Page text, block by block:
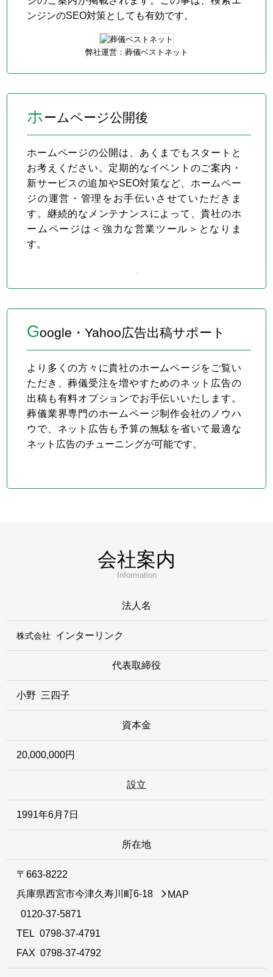
ンジンのSEO対策としても有効です。
弊社運営：葬儀ベストネット
ホームページ公開後
ホームページの公開は、あくまでもスタートと
お考えください。定期的なイベントのご案内・
新サービスの追加やSEO対策など、ホームペー
ジの運営・管理をお手伝いさせていただきま
す。継続的なメンテナンスによって、貴社のホ
ームページは＜強力な営業ツール＞となりま
す。
Google・Yahoo広告出稿サポート
より多くの方々に貴社のホームページをご覧い
ただき、葬儀受注を増やすためのネット広告の
出稿も有料オプションでお手伝いいたします。
葬儀業界専門のホームページ制作会社のノウハ
ウで、ネット広告も予算の無駄を省いて最適な
ネット広告のチューニングが可能です。
会社案内
Information
法人名
株式会社 インターリンク
代表取締役
小野 三四子
資本金
20,000,000円
設立
1991年6月7日
所在地
〒663-8222
兵庫県西宮市今津久寿川町6-18
MAP
0120-37-5871
TEL0798-37-4791
FAX 0798-37-4792